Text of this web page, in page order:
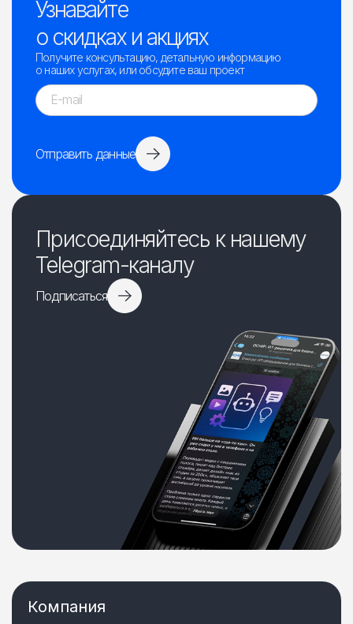
Узнавайте
о скидках и акциях
Получите консультацию, детальную информацию
о наших услугах, или обсудите ваш проект
Отправить данные
Присоединяйтесь к нашему
Telegram-каналу
Подписаться
Компания